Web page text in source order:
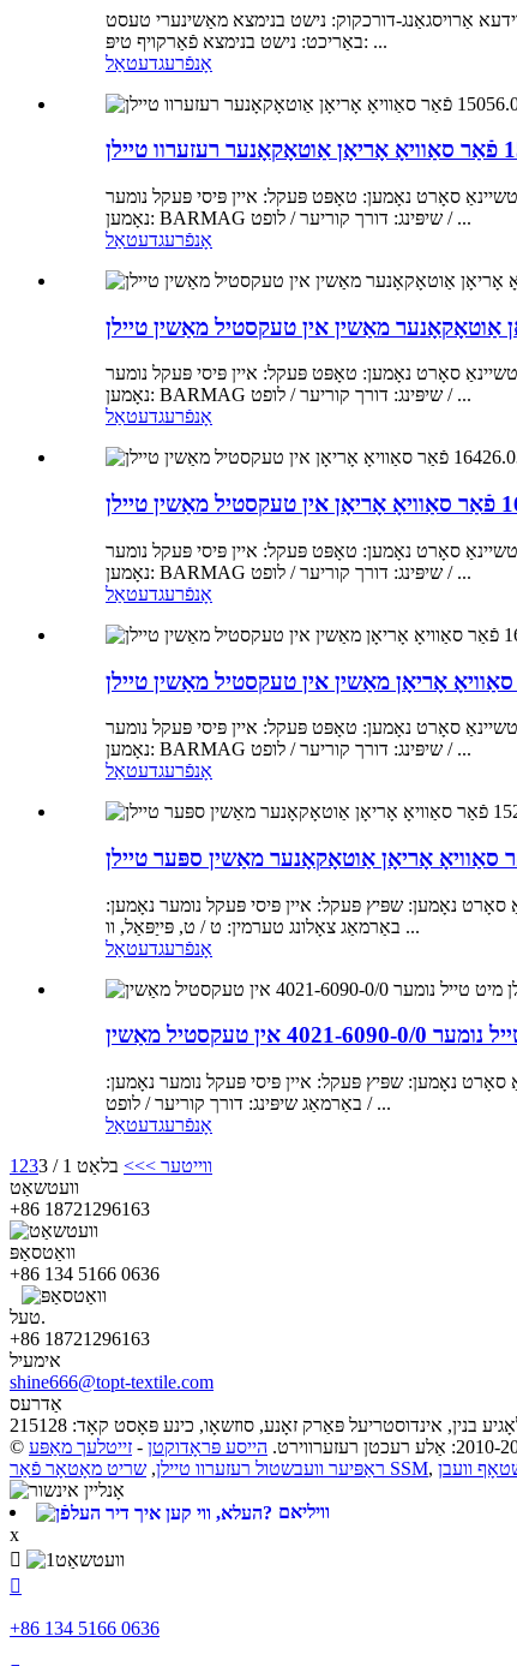
טעקסטיל ספּער טיילן ווידעא אַרויסגאַנג-דורכקוק: נישט בנימצא מאַשינערי טעסט
באַריכט: נישט בנימצא פֿאַרקויף טיפּ: ...
אָנפֿרעגדעטאַל
סאָרט נאָמען: טאָפּט פּעקל: איין פּיסי פּעקל נומער
נאָמען: BARMAG שיפּינג: דורך קוריער / לופט / ...
אָנפֿרעגדעטאַל
סאָרט נאָמען: טאָפּט פּעקל: איין פּיסי פּעקל נומער
נאָמען: BARMAG שיפּינג: דורך קוריער / לופט / ...
אָנפֿרעגדעטאַל
סאָרט נאָמען: טאָפּט פּעקל: איין פּיסי פּעקל נומער
נאָמען: BARMAG שיפּינג: דורך קוריער / לופט / ...
אָנפֿרעגדעטאַל
סאָרט נאָמען: טאָפּט פּעקל: איין פּיסי פּעקל נומער
נאָמען: BARMAG שיפּינג: דורך קוריער / לופט / ...
אָנפֿרעגדעטאַל
סאָרט נאָמען: שפּיץ פּעקל: איין פּיסי פּעקל נומער נאָמען:
באַרמאַג צאָלונג טערמין: ט / ט, פּייַפּאַל, וו ...
אָנפֿרעגדעטאַל
סאָרט נאָמען: שפּיץ פּעקל: איין פּיסי פּעקל נומער נאָמען:
באַרמאַג שיפּינג: דורך קוריער / לופט / ...
אָנפֿרעגדעטאַל
1 23 ווייטער >>> בלאַט 1 / 3
וועטשאַט
+86 18721296163
וואַטסאַפּ
+86 134 5166 0636
טעל.
+86 18721296163
אימעיל
shine666@topt-textile.com
אַדרעס
הייסע פּראָדוקטן - זייטלעך מאַפּע
ראַפּיער וועבשטול רעזערוו טיילן, שריט מאָטאָר פֿאַר SSM, וועבן
וויליאם
x


+86 134 5166 0636